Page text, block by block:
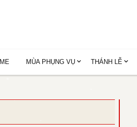
MÙA PHỤNG VỤ THÁNH LỄ